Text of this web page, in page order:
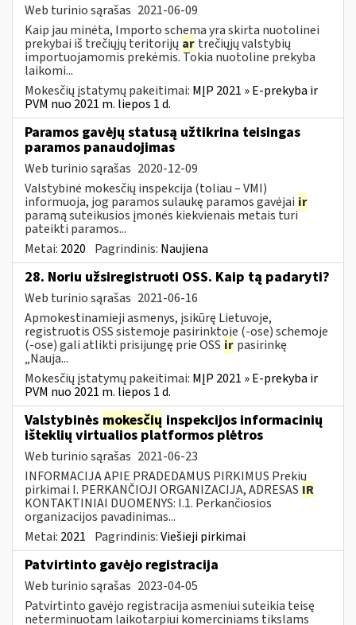
Web turinio sąrašas 2021-06-09
Kaip jau minėta, Importo schema yra skirta nuotolinei
prekybai iš trečiųjų teritorijų ar trečiųjų valstybių
importuojamomis prekėmis. Tokia nuotoline prekyba
laikomi...
Mokesčių įstatymų pakeitimai: MĮP 2021 » E-prekyba ir
PVM nuo 2021 m. liepos 1 d.
Paramos gavėjų statusą užtikrina teisingas
paramos panaudojimas
Web turinio sąrašas 2020-12-09
Valstybinė mokesčių inspekcija (toliau – VMI)
informuoja, jog paramos sulaukę paramos gavėjai ir
paramą suteikusios įmonės kiekvienais metais turi
pateikti paramos...
Metai: 2020 Pagrindinis: Naujiena
28. Noriu užsiregistruoti OSS. Kaip tą padaryti?
Web turinio sąrašas 2021-06-16
Apmokestinamieji asmenys, įsikūrę Lietuvoje,
registruotis OSS sistemoje pasirinktoje (-ose) schemoje
(-ose) gali atlikti prisijungę prie OSS ir pasirinkę
„Nauja...
Mokesčių įstatymų pakeitimai: MĮP 2021 » E-prekyba ir
PVM nuo 2021 m. liepos 1 d.
Valstybinės mokesčių inspekcijos informacinių
išteklių virtualios platformos plėtros
Web turinio sąrašas 2021-06-23
INFORMACIJA APIE PRADEDAMUS PIRKIMUS Prekių
pirkimai I. PERKANČIOJI ORGANIZACIJA, ADRESAS IR
KONTAKTINIAI DUOMENYS: I.1. Perkančiosios
organizacijos pavadinimas...
Metai: 2021 Pagrindinis:Viešieji pirkimai
Patvirtinto gavėjo registracija
Web turinio sąrašas 2023-04-05
Patvirtinto gavėjo registracija asmeniui suteikia teisę
neterminuotam laikotarpiui komerciniams tikslams